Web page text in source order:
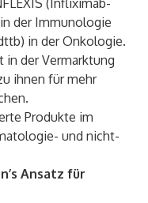
(Infliximab-
der Immunologie
in der Onkologie.
der Vermarktung
ihnen für mehr
Produkte im
und nicht-
Ansatz für